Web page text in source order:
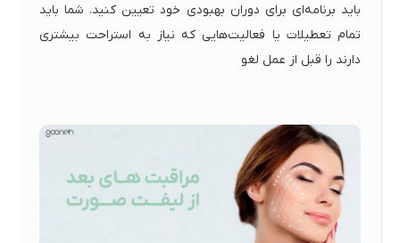
باید برنامه‌ای برای دوران بهبودی خود تعیین کنید. شما باید
تمام تعطیلات یا فعالیت‌هایی که نیاز به استراحت بیشتری
دارند را قبل از عمل لغو